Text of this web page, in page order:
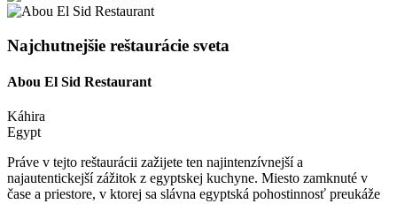
Najchutnejšie reštaurácie sveta
Abou El Sid Restaurant
Káhira
Egypt
Práve v tejto reštaurácii zažijete ten najintenzívnejší a
najautentickejší zážitok z egyptskej kuchyne. Miesto zamknuté v
čase a priestore, v ktorej sa slávna egyptská pohostinnosť preukáže